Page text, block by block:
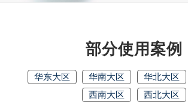
部分使用案例
华东大区 华南大区 华北大区
西南大区
西北大区